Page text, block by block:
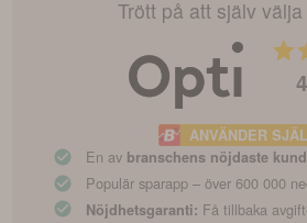
Utökad nivå, mer information finns i
och på swedbankrobur.se. Hållbarhets-
integrerat i fondens investeringsstrategi.
normalt i fonden, vilket innebär att ingen
Trött på att själv
ANVÄNDER
En av branschens nöjdaste
Populär sparapp – över 600 000
Nöjdhetsgaranti: Få tillbaka